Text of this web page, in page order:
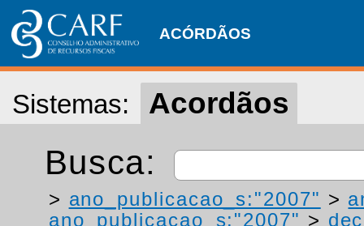
ACÓRDÃOS
Sistemas: Acordãos
Busca:
> ano_publicacao_s:"2007" >
ano_publicacao_s:"2007" >